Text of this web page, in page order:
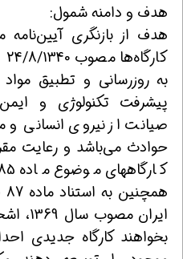
هدف و دامنه شمول:
هدف از بازنگری
به روزرسانی و تطبیق
پیشرفت تکنولوژی و
صیانت از نیروی انسانی و
حوادث می‌باشد و رعایت
ایران
بخواهند کارگاه جدیدی